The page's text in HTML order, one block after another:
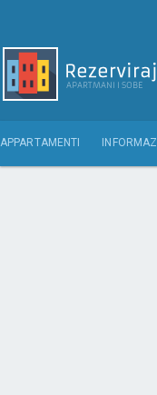
APPARTAMENTI